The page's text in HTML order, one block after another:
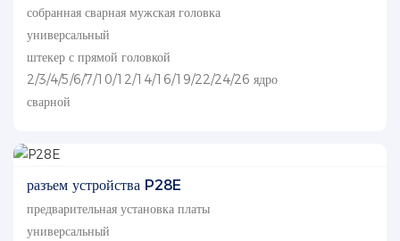
собранная сварная мужская головка
универсальный
штекер с прямой головкой
2/3/4/5/6/7/10/12/14/16/19/22/24/26 ядро
сварной
разъем устройства P28E
предварительная установка платы
универсальный